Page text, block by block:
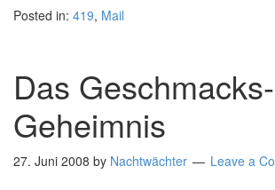
Posted in: 419, Mail
Das Geschmacks-
Geheimnis
27. Juni 2008 by Nachtwächter Leave a